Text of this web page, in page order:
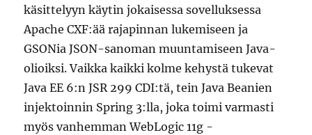
käsittelyyn käytin jokaisessa sovelluksessa
Apache CXF:ää rajapinnan lukemiseen ja
GSONia JSON-sanoman muuntamiseen Java-
olioiksi. Vaikka kaikki kolme kehystä tukevat
Java EE 6:n JSR 299 CDI:tä, tein Java Beanien
injektoinnin Spring 3:lla, joka toimi varmasti
myös vanhemman WebLogic 11g -